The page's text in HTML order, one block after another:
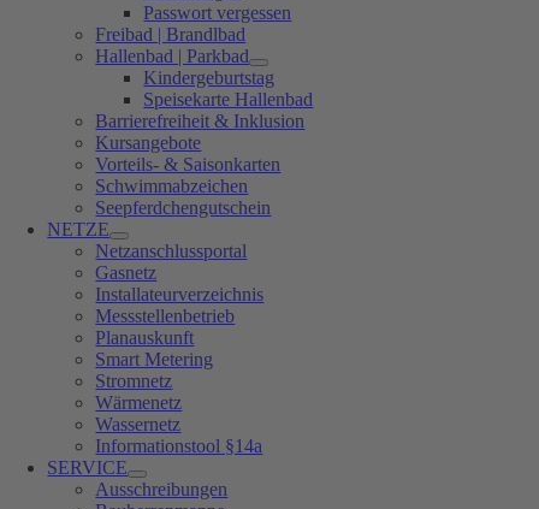
Passwort vergessen
Freibad | Brandlbad
Hallenbad | Parkbad
Kindergeburtstag
Speisekarte Hallenbad
Barrierefreiheit & Inklusion
Kursangebote
Vorteils- & Saisonkarten
Schwimmabzeichen
Seepferdchengutschein
NETZE
Netzanschlussportal
Gasnetz
Installateurverzeichnis
Messstellenbetrieb
Planauskunft
Smart Metering
Stromnetz
Wärmenetz
Wassernetz
Informationstool §14a
SERVICE
Ausschreibungen